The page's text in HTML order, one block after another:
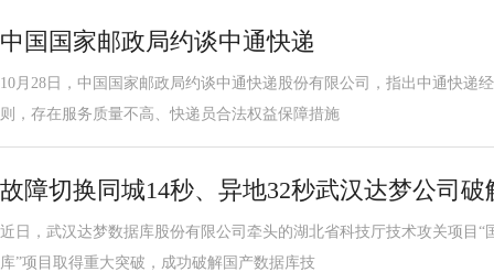
中国国家邮政局约谈中通快递
10月28日，中国国家邮政局约谈中通快递股份有限公司，指出中通快递
则，存在服务质量不高、快递员合法权益保障措施
故障切换同城14秒、异地32秒武汉达梦公司
近日，武汉达梦数据库股份有限公司牵头的湖北省科技厅技术攻关项目“
库”项目取得重大突破，成功破解国产数据库技